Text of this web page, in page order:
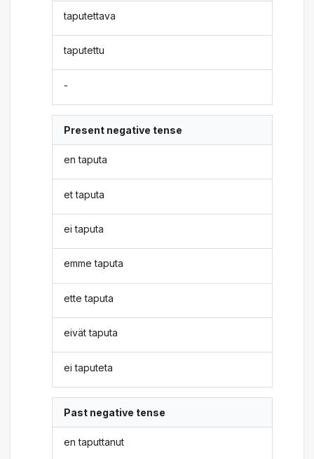
taputettava
taputettu
-
Present negative tense
en taputa
et taputa
ei taputa
emme taputa
ette taputa
eivät taputa
ei taputeta
Past negative tense
en taputtanut